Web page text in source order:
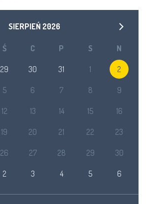
SIERPIEŃ 2026
Ś C P S N
29 30 31 1 2
5 6 7 8 9
12 13 14 15 16
19 20 21 22 23
26 27 28 29 30
2 3 4 5 6